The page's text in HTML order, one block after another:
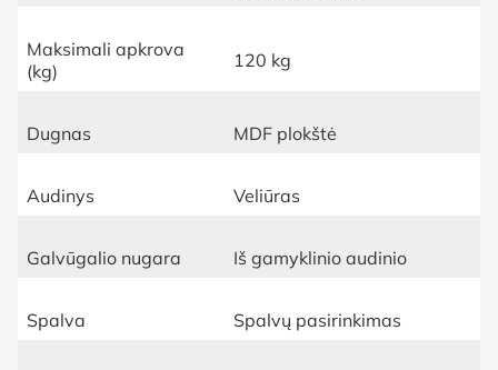
Maksimali apkrova
(kg)
120 kg
Dugnas MDF plokštė
Audinys Veliūras
Galvūgalio nugara Iš gamyklinio audinio
Spalva Spalvų pasirinkimas